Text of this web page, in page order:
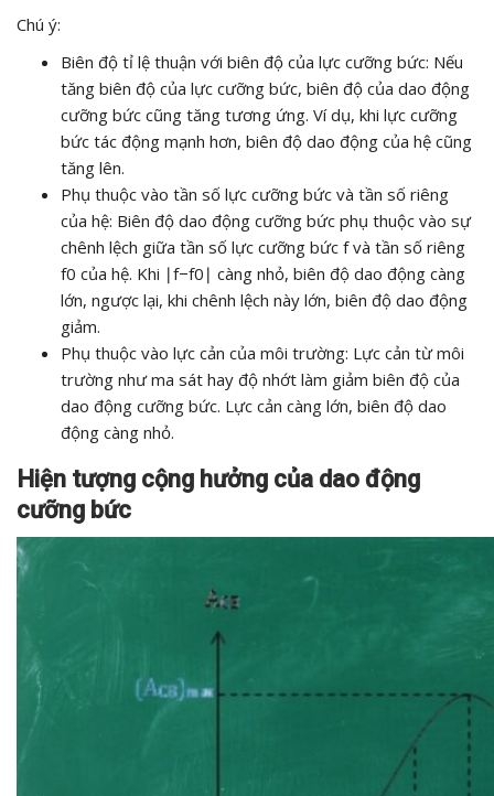
Chú ý:
Biên độ tỉ lệ thuận với biên độ của lực cưỡng bức: Nếu
tăng biên độ của lực cưỡng bức, biên độ của dao động
cưỡng bức cũng tăng tương ứng. Ví dụ, khi lực cưỡng
bức tác động mạnh hơn, biên độ dao động của hệ cũng
tăng lên.
Phụ thuộc vào tần số lực cưỡng bức và tần số riêng
của hệ: Biên độ dao động cưỡng bức phụ thuộc vào sự
chênh lệch giữa tần số lực cưỡng bức f và tần số riêng
f0 của hệ. Khi ∣f−f0∣ càng nhỏ, biên độ dao động càng
lớn, ngược lại, khi chênh lệch này lớn, biên độ dao động
giảm.
Phụ thuộc vào lực cản của môi trường: Lực cản từ môi
trường như ma sát hay độ nhớt làm giảm biên độ của
dao động cưỡng bức. Lực cản càng lớn, biên độ dao
động càng nhỏ.
Hiện tượng cộng hưởng của dao động
cưỡng bức